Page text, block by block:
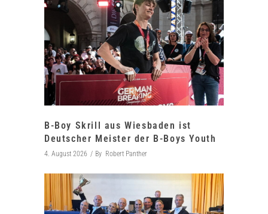
B-Boy Skrill aus Wiesbaden ist
Deutscher Meister der B-Boys Youth
4. August 2026 By Robert Panther